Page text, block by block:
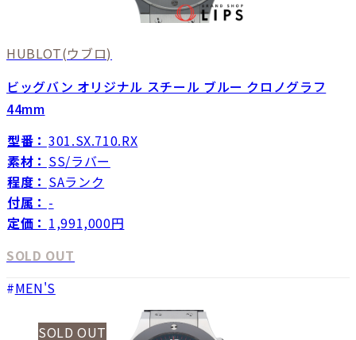
HUBLOT(ウブロ)
ビッグバン オリジナル スチール ブルー クロノグラフ
44mm
型番： 301.SX.710.RX
素材： SS/ラバー
程度： SAランク
付属： -
定価： 1,991,000円
SOLD OUT
MEN'S
SOLD OUT